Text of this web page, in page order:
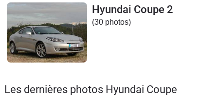
Guide
d'achat
Electriques
Hyundai Coupe 2
(30 photos)
Les dernières photos Hyundai Coupe